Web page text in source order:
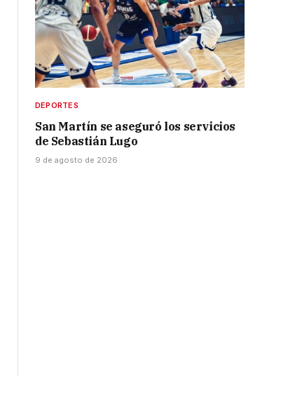
DEPORTES
San Martín se aseguró los servicios
de Sebastián Lugo
9 de agosto de 2026